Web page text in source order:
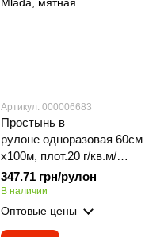
Артикул: 000006683
Простынь в
рулоне одноразовая 60см
х100м, плот.20 г/кв.м/
Panni Mladа, мятная
347.71 грн/рулон
В наличии
Оптовые цены